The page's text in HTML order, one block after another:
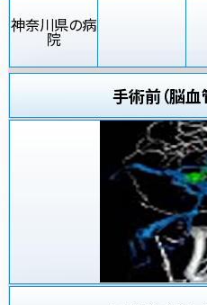
神奈川県の病
院
手術前（脳血